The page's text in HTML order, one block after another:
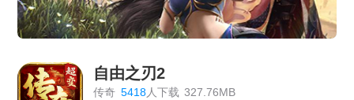
自由之刃2
传奇 5418人下载 327.76MB